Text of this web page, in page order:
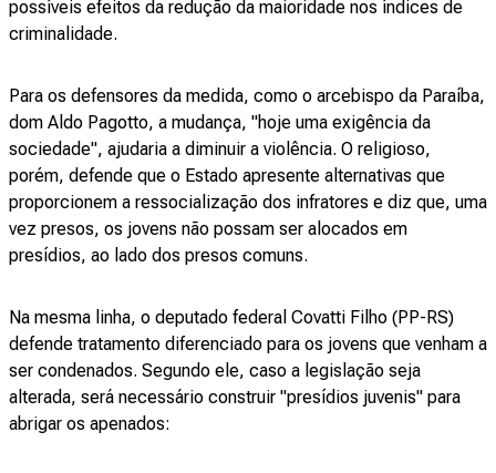
possíveis efeitos da redução da maioridade nos índices de
criminalidade.
Para os defensores da medida, como o arcebispo da Paraíba,
dom Aldo Pagotto, a mudança, "hoje uma exigência da
sociedade", ajudaria a diminuir a violência. O religioso,
porém, defende que o Estado apresente alternativas que
proporcionem a ressocialização dos infratores e diz que, uma
vez presos, os jovens não possam ser alocados em
presídios, ao lado dos presos comuns.
Na mesma linha, o deputado federal Covatti Filho (PP-RS)
defende tratamento diferenciado para os jovens que venham a
ser condenados. Segundo ele, caso a legislação seja
alterada, será necessário construir "presídios juvenis" para
abrigar os apenados: